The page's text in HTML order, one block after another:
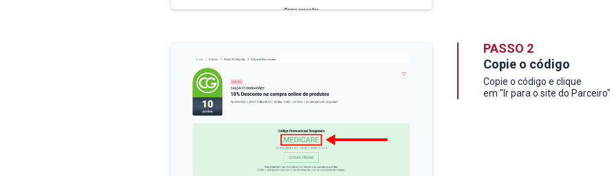
PASSO 2
Copie o código
Copie o código e clique
em "Ir para o site do Parceiro"